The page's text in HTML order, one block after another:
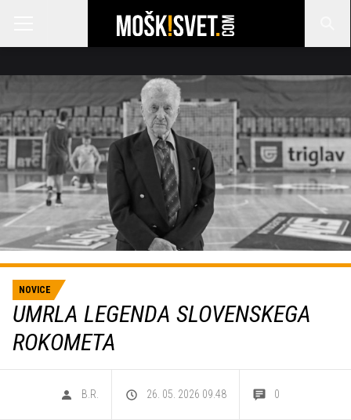
NOVICE
UMRLA LEGENDA SLOVENSKEGA
ROKOMETA
B.R. 26. 05. 2026 09.48 0